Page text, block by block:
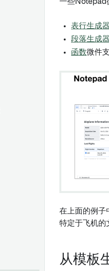
表行生成器
段落生成器
函数微件
在上面的例子
特定于飞机的
从模板